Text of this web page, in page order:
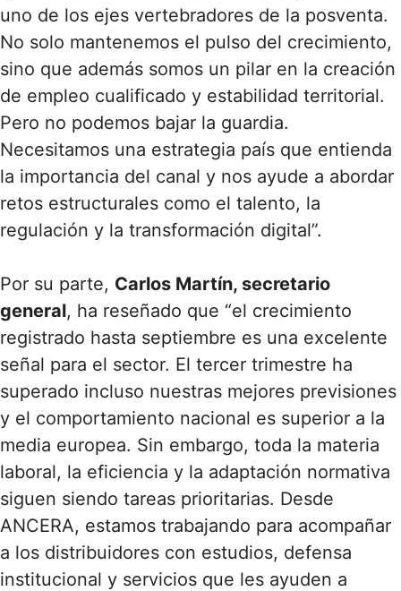
uno de los ejes vertebradores de la posventa.
No solo mantenemos el pulso del crecimiento,
sino que además somos un pilar en la creación
de empleo cualificado y estabilidad territorial.
Pero no podemos bajar la guardia.
Necesitamos una estrategia país que entienda
la importancia del canal y nos ayude a abordar
retos estructurales como el talento, la
regulación y la transformación digital”.
Por su parte, Carlos Martín, secretario
general, ha reseñado que “el crecimiento
registrado hasta septiembre es una excelente
señal para el sector. El tercer trimestre ha
superado incluso nuestras mejores previsiones
y el comportamiento nacional es superior a la
media europea. Sin embargo, toda la materia
laboral, la eficiencia y la adaptación normativa
siguen siendo tareas prioritarias. Desde
ANCERA, estamos trabajando para acompañar
a los distribuidores con estudios, defensa
institucional y servicios que les ayuden a